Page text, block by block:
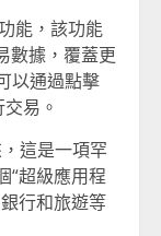
能，該功能
數據，覆蓋更
以通過點擊
易。
這是一項罕
“超級應用程
行和旅遊等